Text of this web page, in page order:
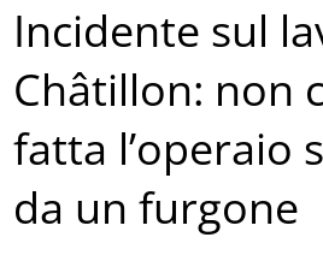
Incidente sul
Châtillon: non
fatta l’operaio
da un furgone